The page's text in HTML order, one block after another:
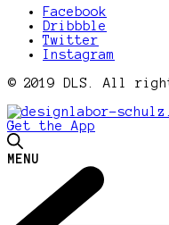
Facebook
Dribbble
Twitter
Instagram
© 2019 DLS. All
Get the App
MENU